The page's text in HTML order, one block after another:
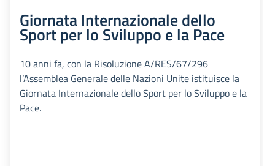
Giornata Internazionale dello
Sport per lo Sviluppo e la Pace
10 anni fa, con la Risoluzione A/RES/67/296
l’Assemblea Generale delle Nazioni Unite istituisce la
Giornata Internazionale dello Sport per lo Sviluppo e la
Pace.